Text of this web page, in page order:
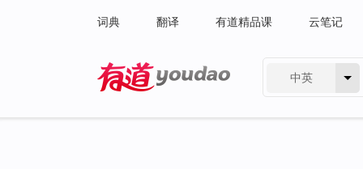
词典 翻译 有道精品课 云笔记
中英